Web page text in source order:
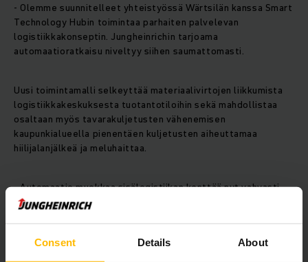
Consent Details About
- Olemme suunnitelleet yhteistyössä Wärtsilän kanssa Smart
Technology Hubin toimintaa parhaiten palvelevan
logistiikkakonseptin. Jungheinrichin tarjoama
automaatioratkaisu niveltyy siihen saumattomasti.
Uusi toimintamalli selkeyttää materiaalivirtojen liikkumista
logistiikkakeskuksesta tuotantotiloihin sekä mahdollistaa
osaltaan myös tavarakuljetusten vähenemisen
kaupunkialueella pienentäen kuljetusten aiheuttamaa
hiilijalanjälkeä ja meluhaittaa.
- Automaatio muokkaa sisälogistiikan kenttää nyt vahvasti.
Wärtsilän kaltaiset edelläkävijät pääsevät poimimaan